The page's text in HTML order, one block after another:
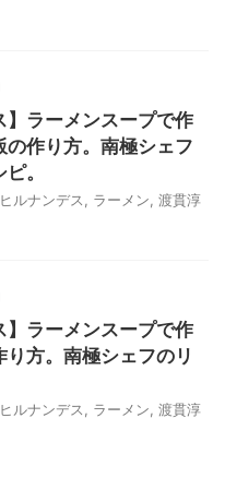
】ラーメンスープで作
の作り方。南極シェフ
。
ヒルナンデス ラーメン 渡貫淳
】ラーメンスープで作
り方。南極シェフのリ
ヒルナンデス ラーメン 渡貫淳